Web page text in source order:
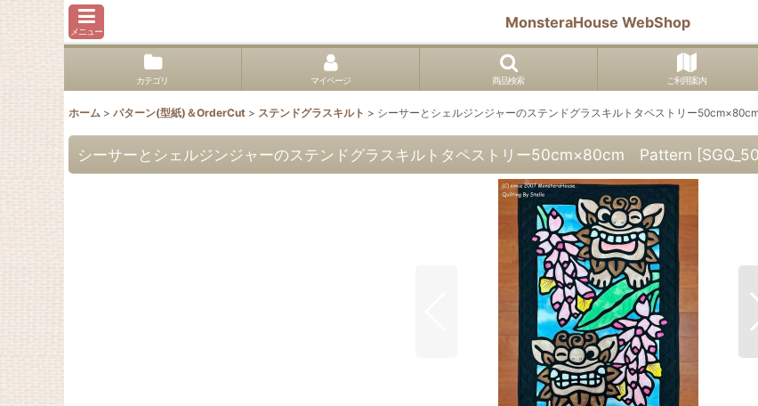
メニュー
MonsteraHouse WebShop
カテゴリ マイページ 商品検索 ご利用案内
ホーム > パターン(型紙)＆OrderCut > ステンドグラスキルト > シーサーとシェルジンジャーのステンドグラスキルトタペストリー
シーサーとシェルジンジャーのステンドグラスキルトタペストリー50cm×80cm Pattern [